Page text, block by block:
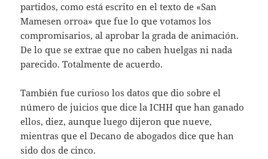
partidos, como está escrito en el texto de «San
Mamesen orroa» que fue lo que votamos los
compromisarios, al aprobar la grada de animación.
De lo que se extrae que no caben huelgas ni nada
parecido. Totalmente de acuerdo.
También fue curioso los datos que dio sobre el
número de juicios que dice la ICHH que han ganado
ellos, diez, aunque luego dijeron que nueve,
mientras que el Decano de abogados dice que han
sido dos de cinco.